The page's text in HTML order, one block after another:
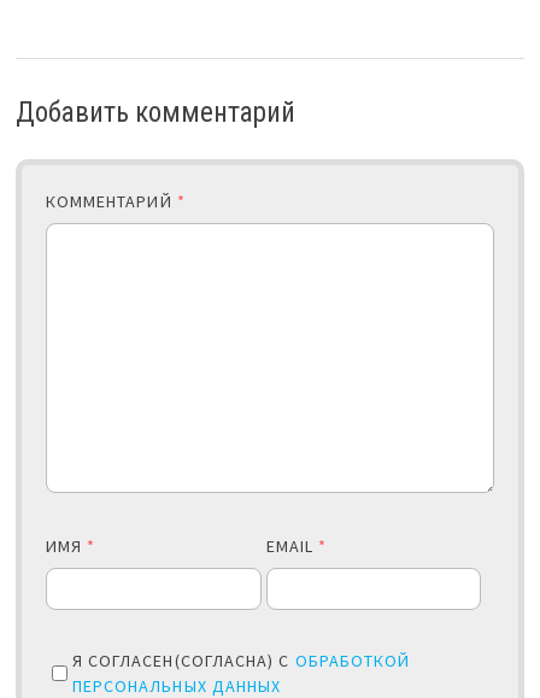
Добавить комментарий
КОММЕНТАРИЙ *
ИМЯ * EMAIL *
Я СОГЛАСЕН(СОГЛАСНА) С ОБРАБОТКОЙ
ПЕРСОНАЛЬНЫХ ДАННЫХ